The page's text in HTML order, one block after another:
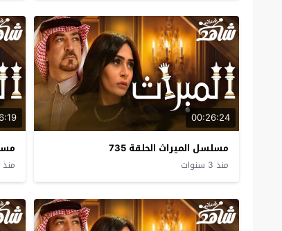
00:26:24
مسلسل الميراث الحلقة 735
منذ 3 سنوات منذ 3 سنوات